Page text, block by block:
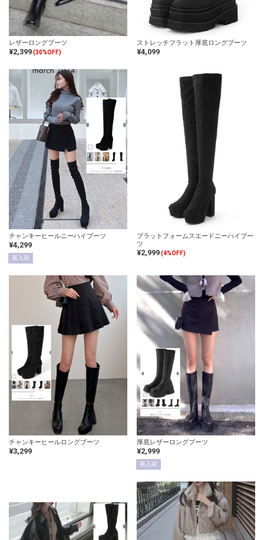
レザーロングブーツ
¥2,399(30%OFF)
ストレッチフラット厚底ロングブーツ
¥4,099
チャンキーヒールニーハイブーツ
¥4,299
再入荷
プラットフォームスエードニーハイブー
ツ
¥2,999(4%OFF)
チャンキーヒールロングブーツ
¥3,299
厚底レザーロングブーツ
¥2,999
再入荷